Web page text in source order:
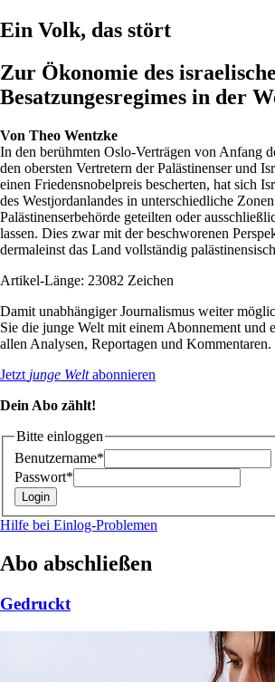
Ein Volk, das stört
Zur Ökonomie des
Besatzungesregimes in der
Von Theo Wentzke
In den berühmten Oslo-Verträgen von Anfang
den obersten Vertretern der Palästinenser und
einen Friedensnobelpreis bescherten, hat sich
des Westjordanlandes in unterschiedliche
Palästinenserbehörde geteilten oder
lassen. Dies zwar mit der beschworenen
dermaleinst das Land vollständig
Artikel-Länge: 23082 Zeichen
Damit unabhängiger Journalismus weiter
Sie die junge Welt mit einem Abonnement und
allen Analysen, Reportagen und Kommentaren.
Jetzt junge Weltabonnieren
Dein Abo zählt!
Bitte einloggen
Benutzername*
Passwort*
Hilfe bei Einlog-Problemen
Abo abschließen
Gedruckt